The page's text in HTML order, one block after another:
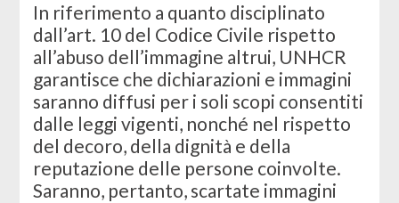
In riferimento a quanto disciplinato
dall’art. 10 del Codice Civile rispetto
all’abuso dell’immagine altrui, UNHCR
garantisce che dichiarazioni e immagini
saranno diffusi per i soli scopi consentiti
dalle leggi vigenti, nonché nel rispetto
del decoro, della dignità e della
reputazione delle persone coinvolte.
Saranno, pertanto, scartate immagini